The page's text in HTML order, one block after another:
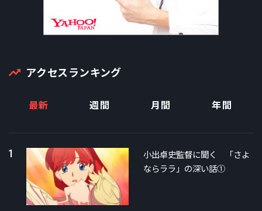
アクセスランキング
最新 週間 月間 年間
1
小出卓史監督に聞く 「さよ
ならララ」の深い話①